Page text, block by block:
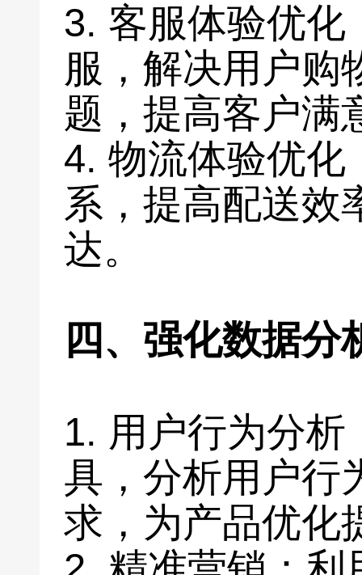
3. 客服体验优化
服，解决用户购
题，提高客户满
4. 物流体验优化
系，提高配送效
达。
四、强化数据分
1. 用户行为分析
具，分析用户行
求，为产品优化